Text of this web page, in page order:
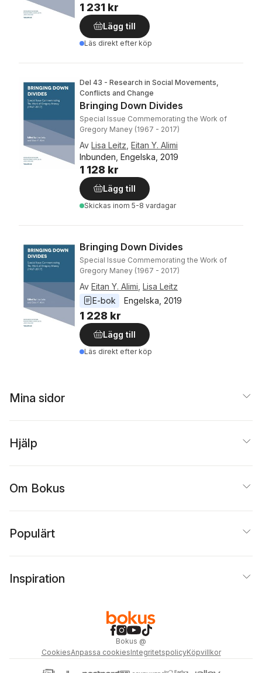
1 231 kr
Lägg till
Läs direkt efter köp
Del 43 - Research in Social Movements,
Conflicts and Change
Bringing Down Divides
Special Issue Commemorating the Work of
Gregory Maney (1967 - 2017)
Av Lisa Leitz Eitan Y. Alimi
Inbunden, Engelska, 2019
1 128 kr
Lägg till
Skickas inom 5-8 vardagar
Bringing Down Divides
Special Issue Commemorating the Work of
Gregory Maney (1967 - 2017)
Av Eitan Y. Alimi Lisa Leitz
E-bok
Engelska 2019
1 228 kr
Lägg till
Läs direkt efter köp
Mina sidor
Hjälp
Om Bokus
Populärt
Inspiration
Bokus @
CookiesAnpassa cookiesIntegritetspolicyKöpvillkor